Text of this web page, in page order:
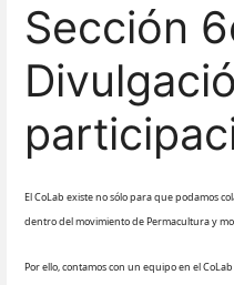
Sección
El CoLab existe no sólo para que podamos
dentro del movimiento de Permacultura y
Por ello, contamos con un equipo en el